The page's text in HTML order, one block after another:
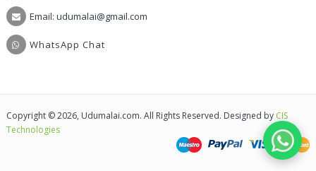
Email: udumalai@gmail.com
WhatsApp Chat
Copyright © 2026, Udumalai.com. All Rights Reserved. Designed by CIS
Technologies